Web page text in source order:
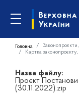
Головна
Картка
Назва файлу:
Проєкт
(30.11.2022).zip